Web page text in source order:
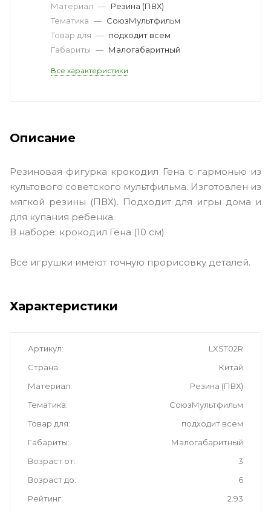
Материал — Резина (ПВХ)
Тематика — СоюзМультфильм
Товар для — подходит всем
Габариты — Малогабаритный
Все характеристики
Описание
Резиновая фигурка крокодил Гена с гармонью из
культового советского мультфильма. Изготовлен из
мягкой резины (ПВХ). Подходит для игры дома и
для купания ребенка.
В наборе: крокодил Гена (10 см)
Все игрушки имеют точную прорисовку деталей.
Характеристики
Артикул
LXST02R
Страна
Китай
Материал
Резина (ПВХ)
Тематика
СоюзМультфильм
Товар для
подходит всем
Габариты
Малогабаритный
Возраст от
3
Возраст до
6
Рейтинг
2.93